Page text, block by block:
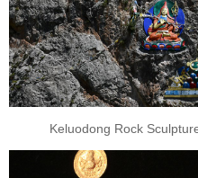
Keluodong Rock